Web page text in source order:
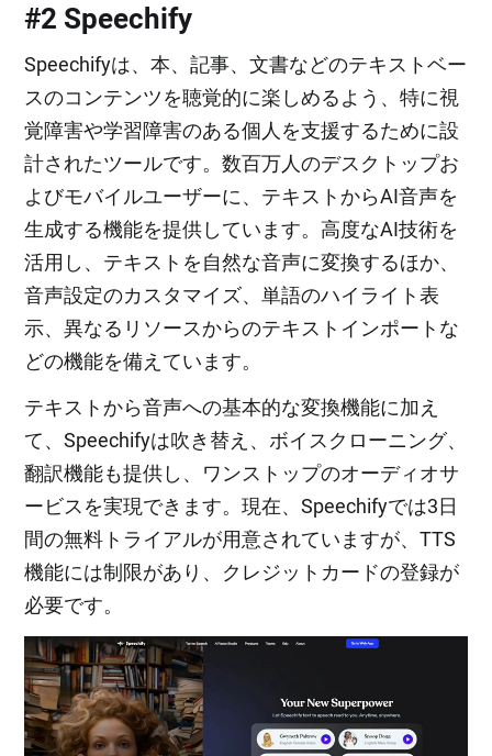
#2 Speechify
Speechifyは、本、記事、文書などのテキストベー
スのコンテンツを聴覚的に楽しめるよう、特に視
覚障害や学習障害のある個人を支援するために設
計されたツールです。数百万人のデスクトップお
よびモバイルユーザーに、テキストからAI音声を
生成する機能を提供しています。高度なAI技術を
活用し、テキストを自然な音声に変換するほか、
音声設定のカスタマイズ、単語のハイライト表
示、異なるリソースからのテキストインポートな
どの機能を備えています。
テキストから音声への基本的な変換機能に加え
て、Speechifyは吹き替え、ボイスクローニング、
翻訳機能も提供し、ワンストップのオーディオサ
ービスを実現できます。現在、Speechifyでは3日
間の無料トライアルが用意されていますが、TTS
機能には制限があり、クレジットカードの登録が
必要です。